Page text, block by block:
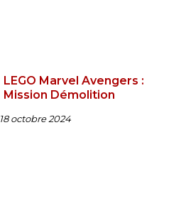
LEGO Marvel Avengers :
Mission Démolition
18 octobre 2024